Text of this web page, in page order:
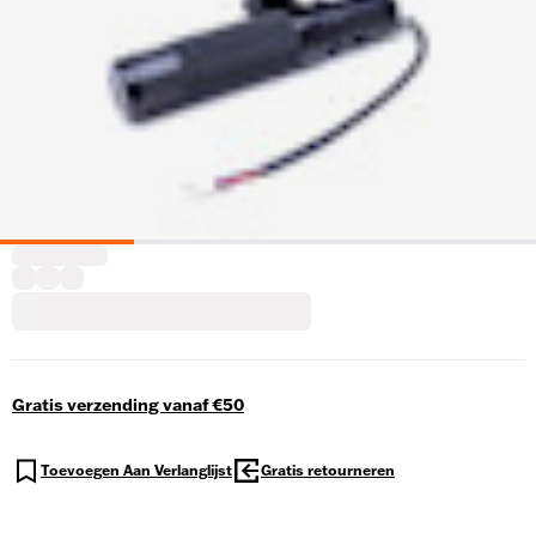
Gratis verzending vanaf €50
Toevoegen Aan Verlanglijst Gratis retourneren